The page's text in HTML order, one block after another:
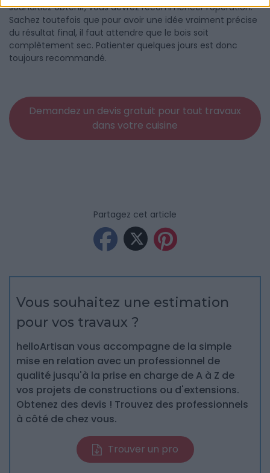
souhaitiez obtenir, vous devrez recommencer l’opération.
Sachez toutefois que pour avoir une idée vraiment précise
du résultat final, il faut attendre que le bois soit
complètement sec. Patienter quelques jours est donc
toujours recommandé.
Demandez un devis gratuit pour tout travaux
dans votre cuisine
Partagez cet article
Vous souhaitez une estimation
pour vos travaux ?
helloArtisan vous accompagne de la simple
mise en relation avec un professionnel de
qualité jusqu'à la prise en charge de A à Z de
vos projets de constructions ou d'extensions.
Obtenez des devis ! Trouvez des professionnels
à côté de chez vous.
Trouver un pro